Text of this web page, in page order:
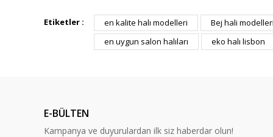
Görüş ve önerileriniz için teşekkür ederiz.
Ürün resmi kalitesiz, bozuk veya görüntülenemiyor.
Bu ürüne benzer farklı alternatifler olmalı.
Etiketler : en kalite halı modelleri Bej hali modelleri
en uygun salon halıları
eko halı lisbon
E-BÜLTEN
Kampanya ve duyurulardan ilk siz haberdar olun!